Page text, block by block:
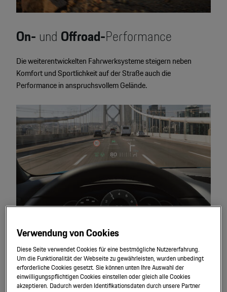
On- und Offroad-Performance
Die weiterentwickelten Fahrwerksysteme steigern neben
Komfort und Sportlichkeit auf der Straße auch die
Performance in anspruchsvollem Gelände.
Assistenzsysteme.
Alle Cayenne Modelle lassen sich mit zahlreichen
Assistenzsystemen ausstatten, die den Fahrkomfort weiter
steigern und die Sicherheit verbessern.
Verwendung von Cookies
Diese Seite verwendet Cookies für eine bestmögliche Nutzererfahrung.
Um die Funktionalität der Webseite zu gewährleisten, wurden unbedingt
erforderliche Cookies gesetzt. Sie können unten Ihre Auswahl der
einwilligungspflichtigen Cookies einstellen oder gleich alle Cookies
akzeptieren. Dadurch werden Identifikationsdaten durch unsere Partner